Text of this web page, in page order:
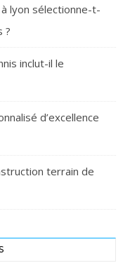
lyon sélectionne-t-
?
inclut-il le
d’excellence
terrain de